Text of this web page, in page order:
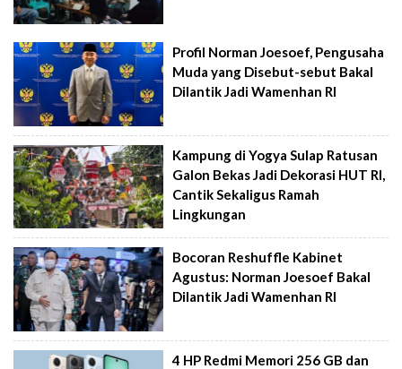
Profil Norman Joesoef, Pengusaha
Muda yang Disebut-sebut Bakal
Dilantik Jadi Wamenhan RI
Kampung di Yogya Sulap Ratusan
Galon Bekas Jadi Dekorasi HUT RI,
Cantik Sekaligus Ramah
Lingkungan
Bocoran Reshuffle Kabinet
Agustus: Norman Joesoef Bakal
Dilantik Jadi Wamenhan RI
4 HP Redmi Memori 256 GB dan